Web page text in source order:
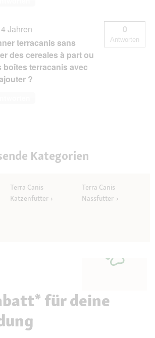
Jahren
terracanis sans
des cereales à part ou
boîtes terracanis avec
?
0
Antworten
Kategorien
Terra Canis
Katzenfutter
Terra Canis
Nassfutter
für deine